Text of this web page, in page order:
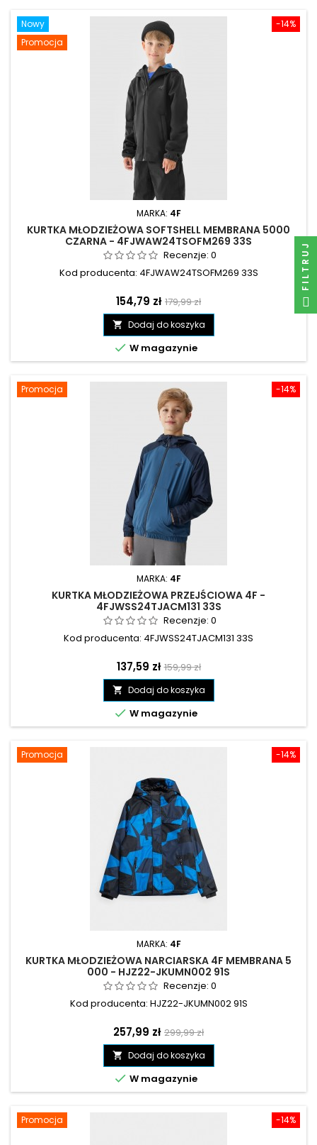
-14%
Nowy
Promocja
MARKA: 4F
KURTKA MŁODZIEŻOWA SOFTSHELL MEMBRANA 5000
CZARNA - 4FJWAW24TSOFM269 33S
Recenzje: 0
Kod producenta: 4FJWAW24TSOFM269 33S
Cena
154,79 zł Cena
podstawowa
179,99 zł
 Dodaj do koszyka
 W magazynie
-14%
Promocja
MARKA: 4F
KURTKA MŁODZIEŻOWA PRZEJŚCIOWA 4F -
4FJWSS24TJACM131 33S
Recenzje: 0
Kod producenta: 4FJWSS24TJACM131 33S
Cena
137,59 zł Cena
podstawowa
159,99 zł
 Dodaj do koszyka
 W magazynie
-14%
Promocja
MARKA: 4F
KURTKA MŁODZIEŻOWA NARCIARSKA 4F MEMBRANA 5
000 - HJZ22-JKUMN002 91S
Recenzje: 0
Kod producenta: HJZ22-JKUMN002 91S
Cena
257,99 zł Cena
podstawowa
299,99 zł
 Dodaj do koszyka
 W magazynie
-14%
Promocja
FILTRUJ